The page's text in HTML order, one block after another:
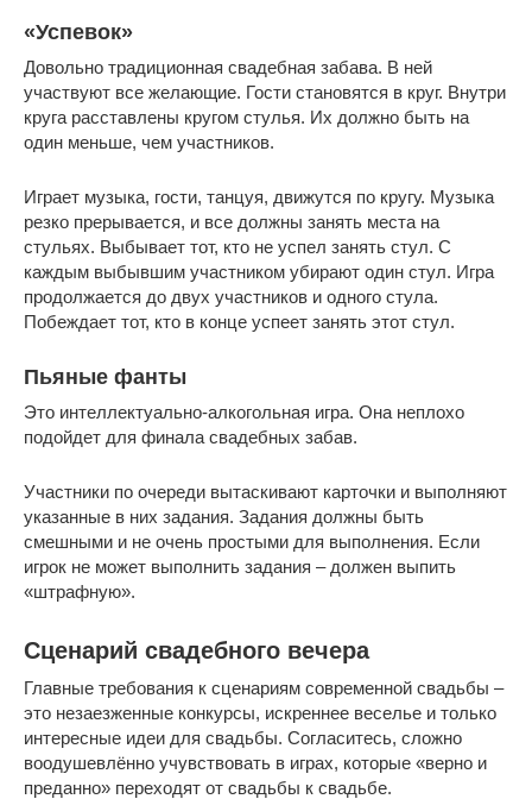
«Успевок»
Довольно традиционная свадебная забава. В ней
участвуют все желающие. Гости становятся в круг. Внутри
круга расставлены кругом стулья. Их должно быть на
один меньше, чем участников.
Играет музыка, гости, танцуя, движутся по кругу. Музыка
резко прерывается, и все должны занять места на
стульях. Выбывает тот, кто не успел занять стул. С
каждым выбывшим участником убирают один стул. Игра
продолжается до двух участников и одного стула.
Побеждает тот, кто в конце успеет занять этот стул.
Пьяные фанты
Это интеллектуально-алкогольная игра. Она неплохо
подойдет для финала свадебных забав.
Участники по очереди вытаскивают карточки и выполняют
указанные в них задания. Задания должны быть
смешными и не очень простыми для выполнения. Если
игрок не может выполнить задания – должен выпить
«штрафную».
Сценарий свадебного вечера
Главные требования к сценариям современной свадьбы –
это незаезженные конкурсы, искреннее веселье и только
интересные идеи для свадьбы. Согласитесь, сложно
воодушевлённо учувствовать в играх, которые «верно и
преданно» переходят от свадьбы к свадьбе.